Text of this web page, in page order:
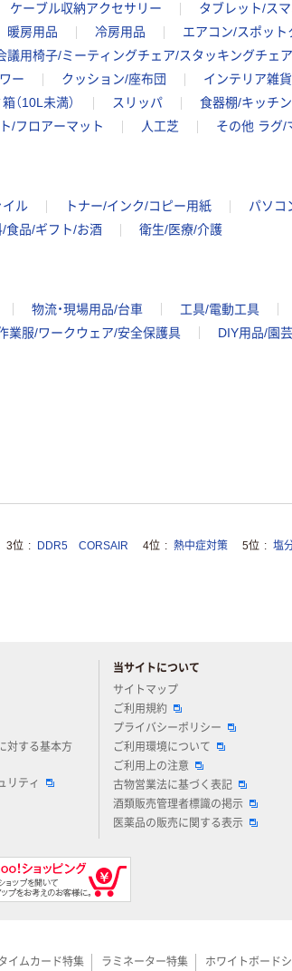
ケーブル収納アクセサリー タブレット/ス
暖房用品 冷房用品 エアコン/スポット
議用椅子/ミーティングチェア/スタッキングチェア
ー
クッション/座布団 インテリア雑貨
（10L未満） スリッパ 食器棚/キッチ
/フロアーマット
人工芝 その他 ラグ/
イル トナー/インク/コピー用紙 パソコ
/食品/ギフト/お酒 衛生/医療/介護
物流・現場用品/台車 工具/電動工具
業服/ワークウェア/安全保護具 DIY用品/園
3位 DDR5 CORSAIR 4位 熱中症対策 5位 塩
対する基本方
リティ
当サイトについて
サイトマップ
ご利用規約
プライバシーポリシー
ご利用環境について
ご利用上の注意
古物営業法に基づく表記
酒類販売管理者標識の掲示
医薬品の販売に関する表示
イムカード特集 ラミネーター特集 ホワイトボード